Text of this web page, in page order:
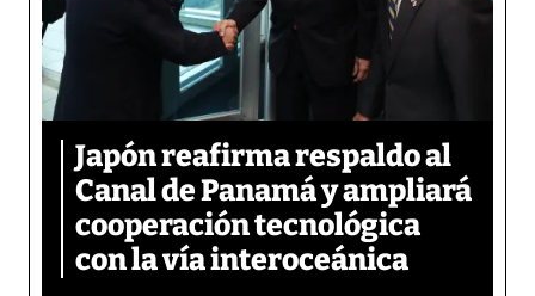
Japón reafirma respaldo al
Canal de Panamá y ampliará
cooperación tecnológica
con la vía interoceánica